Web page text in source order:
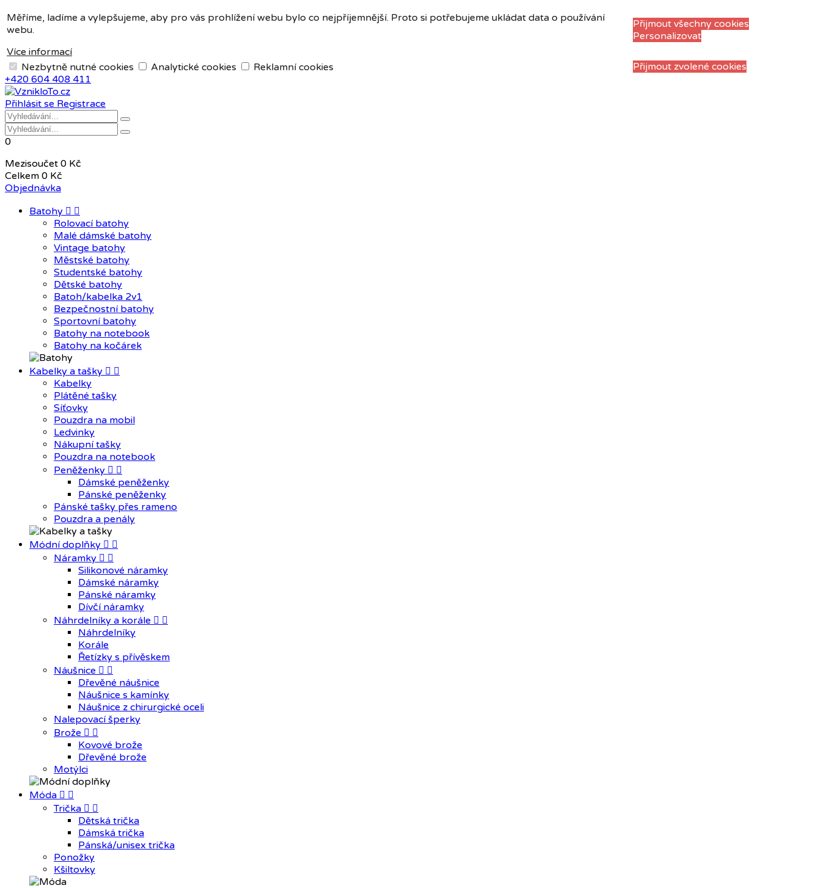
Měříme, ladíme a vylepšujeme, aby pro vás prohlížení webu bylo co nejpříjemnější. Proto si potřebujeme ukládat data o používání
webu.
Více informací
Přijmout všechny cookies
Personalizovat
Nezbytně nutné cookies Analytické cookies Reklamní cookies Přijmout zvolené cookies
Měna:
CZK
CZK
EUR
+420 604 408 411
Přihlásit se Registrace
0
Mezisoučet 0 Kč
Celkem 0 Kč
Objednávka
Batohy  
Rolovací batohy
Malé dámské batohy
Vintage batohy
Městské batohy
Studentské batohy
Dětské batohy
Batoh/kabelka 2v1
Bezpečnostní batohy
Sportovní batohy
Batohy na notebook
Batohy na kočárek
Kabelky a tašky  
Kabelky
Plátěné tašky
Síťovky
Pouzdra na mobil
Ledvinky
Nákupní tašky
Pouzdra na notebook
Peněženky  
Dámské peněženky
Pánské peněženky
Pánské tašky přes rameno
Pouzdra a penály
Módní doplňky  
Náramky  
Silikonové náramky
Dámské náramky
Pánské náramky
Dívčí náramky
Náhrdelníky a korále  
Náhrdelníky
Korále
Řetízky s přívěskem
Náušnice  
Dřevěné náušnice
Náušnice s kamínky
Náušnice z chirurgické oceli
Nalepovací šperky
Brože  
Kovové brože
Dřevěné brože
Motýlci
Móda  
Trička  
Dětská trička
Dámská trička
Pánská/unisex trička
Ponožky
Kšiltovky